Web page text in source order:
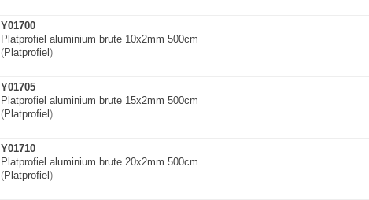
Y01700
Platprofiel aluminium brute 10x2mm 500cm
(Platprofiel )
Y01705
Platprofiel aluminium brute 15x2mm 500cm
(Platprofiel )
Y01710
Platprofiel aluminium brute 20x2mm 500cm
(Platprofiel )